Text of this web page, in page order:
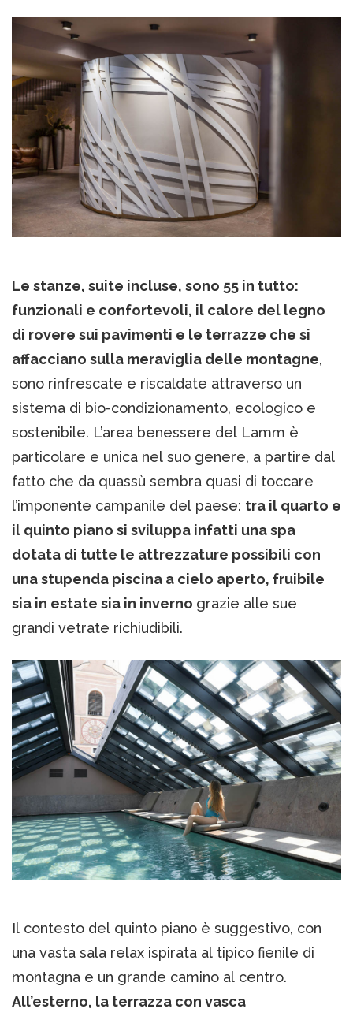
Le stanze, suite incluse, sono 55 in tutto:
funzionali e confortevoli, il calore del legno
di rovere sui pavimenti e le terrazze che si
affacciano sulla meraviglia delle montagne,
sono rinfrescate e riscaldate attraverso un
sistema di bio-condizionamento, ecologico e
sostenibile. L’area benessere del Lamm è
particolare e unica nel suo genere, a partire dal
fatto che da quassù sembra quasi di toccare
l’imponente campanile del paese: tra il quarto e
il quinto piano si sviluppa infatti una spa
dotata di tutte le attrezzature possibili con
una stupenda piscina a cielo aperto, fruibile
sia in estate sia in inverno grazie alle sue
grandi vetrate richiudibili.
Il contesto del quinto piano è suggestivo, con
una vasta sala relax ispirata al tipico fienile di
montagna e un grande camino al centro.
All’esterno, la terrazza con vasca